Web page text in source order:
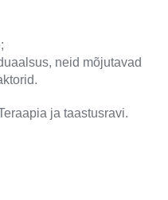
neid mõjutavad
ja taastusravi.